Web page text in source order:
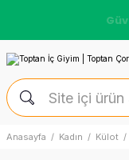
Anasayfa Kadın Külot